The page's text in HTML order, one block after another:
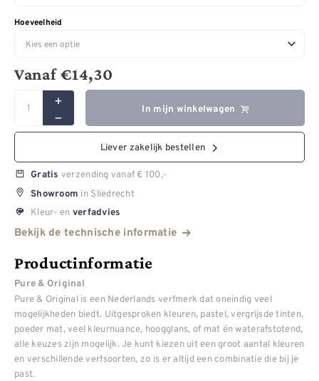
Hoeveelheid
Vanaf€14,30
In mijn winkelwagen
Liever zakelijk bestellen
Gratis verzending vanaf € 100,-
Showroom in Sliedrecht
Kleur- en verfadvies
Bekijk de technische informatie
Productinformatie
Pure & Original
Pure & Original is een Nederlands verfmerk dat oneindig veel
mogelijkheden biedt. Uitgesproken kleuren, pastel, vergrijsde tinten,
poeder mat, veel kleurnuance, hoogglans, of mat én waterafstotend,
alle keuzes zijn mogelijk. Je kunt kiezen uit een groot aantal kleuren
en verschillende verfsoorten, zo is er altijd een combinatie die bij je
past.